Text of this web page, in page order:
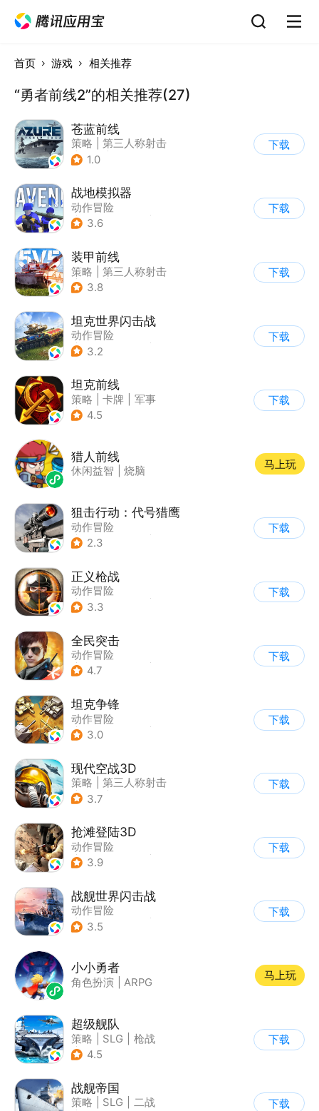
首页 游戏 相关推荐
“勇者前线2”的相关推荐(27)
苍蓝前线
策略
第三人称射击
| 军事
1.0
下载
战地模拟器
动作冒险
| 第一人称射击
3.6
下载
装甲前线
策略
第三人称射击
| 坦克
3.8
下载
坦克世界闪击战
动作冒险
| 第三人称射击
3.2
下载
坦克前线
策略 卡牌
军事
| 战术竞技
4.5
下载
猎人前线
休闲益智 烧脑
马上玩
狙击行动：代号猎鹰
动作冒险
| 第一人称射击
2.3
下载
正义枪战
动作冒险
| 第一人称射击
3.3
下载
全民突击
动作冒险
| 第三人称射击
4.7
下载
坦克争锋
动作冒险
| 第三人称射击
3.0
下载
现代空战3D
策略
第三人称射击
| 军事
3.7
下载
抢滩登陆3D
动作冒险
| 第一人称射击
3.9
下载
战舰世界闪击战
动作冒险
| 第三人称射击
3.5
下载
小小勇者
角色扮演 ARPG
马上玩
超级舰队
策略 SLG
枪战
| 写实
4.5
下载
战舰帝国
策略 SLG
二战
下载